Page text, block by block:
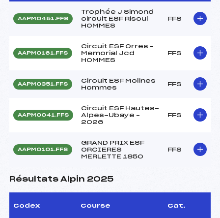
AAPM0451.FFS
Trophée J Simond
circuit ESF Risoul
HOMMES
FFS
AAPM0161.FFS
Circuit ESF Orres –
Memorial Jcd
HOMMES
FFS
AAPM0351.FFS
Circuit ESF Molines
Hommes
FFS
AAPM0041.FFS
Circuit ESF Hautes-
Alpes-Ubaye –
2026
FFS
AAPM0101.FFS
GRAND PRIX ESF
ORCIERES
MERLETTE 1850
FFS
Résultats Alpin 2025
Codex Course Cat.